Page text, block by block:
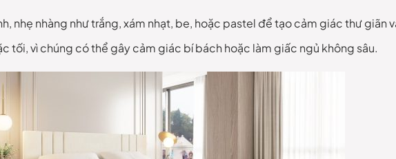
nhẹ nhàng như trắng, xám nhạt, be, hoặc pastel để tạo cảm giác thư giãn
tối, vì chúng có thể gây cảm giác bí bách hoặc làm giấc ngủ không sâu.